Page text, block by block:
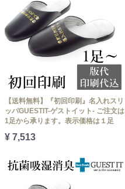
【送料無料】『初回印刷』名入れスリ
ッパGUESTIT-ゲストイット- ご注文は
1足から承ります。表示価格は１足
¥ 7,513